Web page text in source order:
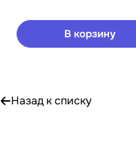
В корзину
Назад к списку